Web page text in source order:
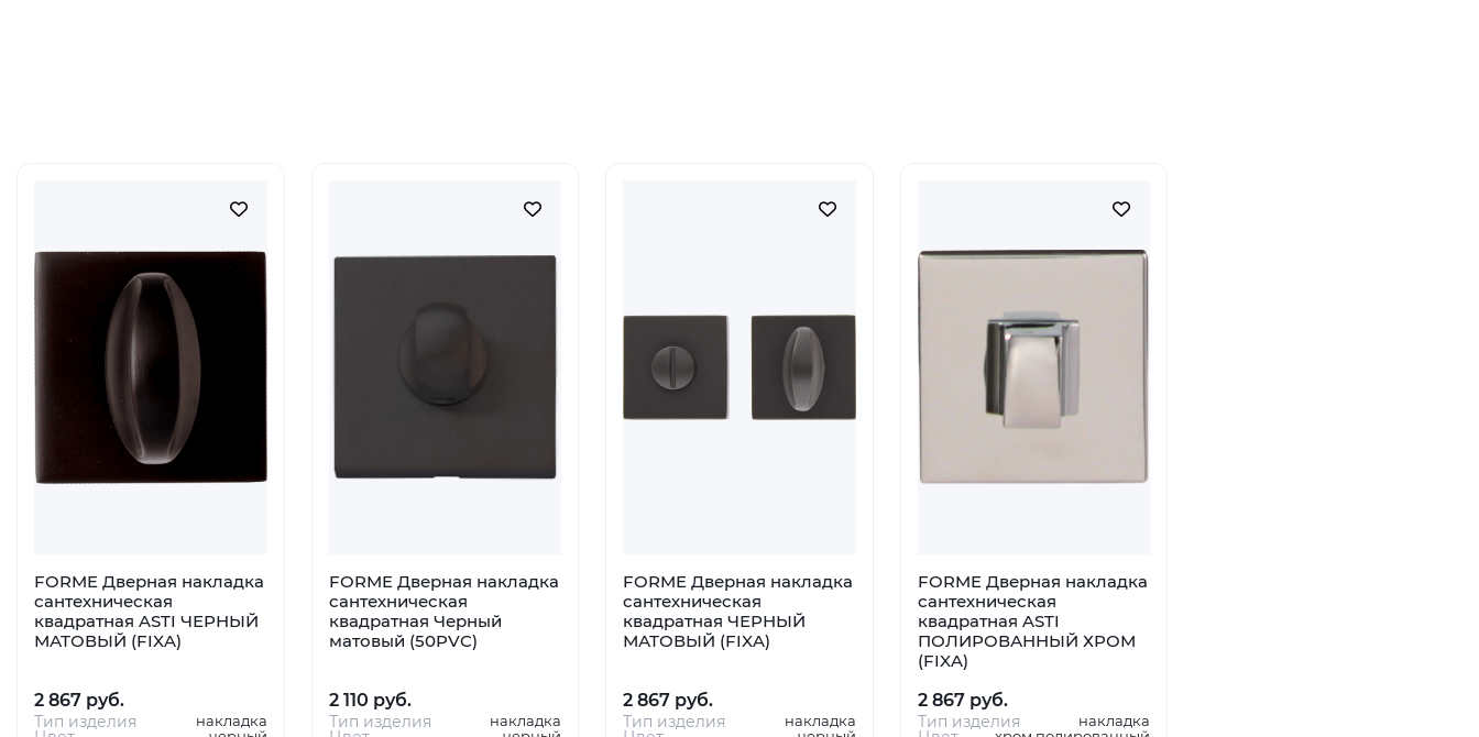
FORME Дверная накладка
сантехническая
квадратная ASTI ЧЕРНЫЙ
МАТОВЫЙ (FIXA)
2 867 руб.
Тип изделия накладка
FORME Дверная накладка
сантехническая
квадратная Черный
матовый (50PVC)
2 110 руб.
Тип изделия накладка
FORME Дверная накладка
сантехническая
квадратная ЧЕРНЫЙ
МАТОВЫЙ (FIXA)
2 867 руб.
Тип изделия накладка
FORME Дверная накладка
сантехническая
квадратная ASTI
ПОЛИРОВАННЫЙ ХРОМ
(FIXA)
2 867 руб.
Тип изделия накладка